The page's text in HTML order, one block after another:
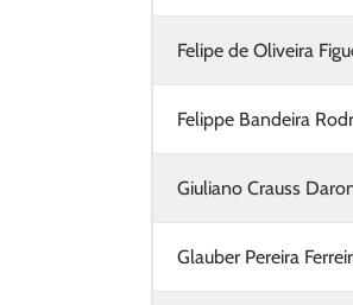
Felipe de Oliveira
Felippe Bandeira
Giuliano Crauss
Glauber Pereira